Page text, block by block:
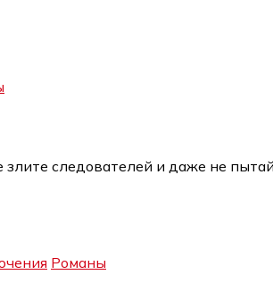
следователей и даже не
Романы